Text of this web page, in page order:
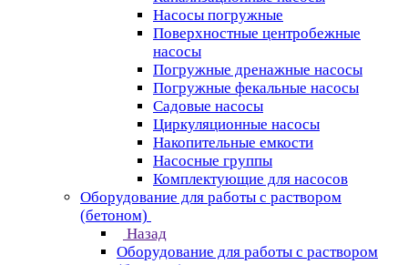
Насосы погружные
Поверхностные центробежные
насосы
Погружные дренажные насосы
Погружные фекальные насосы
Садовые насосы
Циркуляционные насосы
Накопительные емкости
Насосные группы
Комплектующие для насосов
Оборудование для работы с раствором
(бетоном)
Назад
Оборудование для работы с раствором